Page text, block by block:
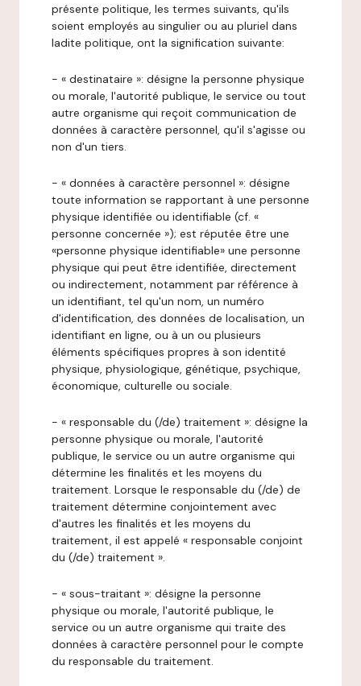
présente politique, les termes suivants, qu'ils
soient employés au singulier ou au pluriel dans
ladite politique, ont la signification suivante:
- « destinataire »: désigne la personne physique
ou morale, l'autorité publique, le service ou tout
autre organisme qui reçoit communication de
données à caractère personnel, qu'il s'agisse ou
non d'un tiers.
- « données à caractère personnel »: désigne
toute information se rapportant à une personne
physique identifiée ou identifiable (cf. «
personne concernée »); est réputée être une
«personne physique identifiable» une personne
physique qui peut être identifiée, directement
ou indirectement, notamment par référence à
un identifiant, tel qu'un nom, un numéro
d'identification, des données de localisation, un
identifiant en ligne, ou à un ou plusieurs
éléments spécifiques propres à son identité
physique, physiologique, génétique, psychique,
économique, culturelle ou sociale.
- « responsable du (/de) traitement »: désigne la
personne physique ou morale, l'autorité
publique, le service ou un autre organisme qui
détermine les finalités et les moyens du
traitement. Lorsque le responsable du (/de) de
traitement détermine conjointement avec
d'autres les finalités et les moyens du
traitement, il est appelé « responsable conjoint
du (/de) traitement ».
- « sous-traitant »: désigne la personne
physique ou morale, l'autorité publique, le
service ou un autre organisme qui traite des
données à caractère personnel pour le compte
du responsable du traitement.